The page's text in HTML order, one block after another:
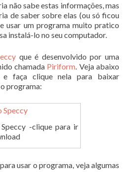
não sabe estas informações, mas
de saber sobre elas (ou só ficou
usar um programa muito pratico
instalá-lo no seu computador.
que é desenvolvido por uma
chamada Piriform. Veja abaixo
faça clique nela para baixar
programa:
-clique para ir
usar o programa, veja algumas